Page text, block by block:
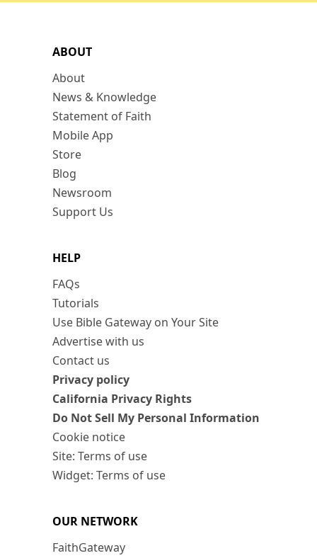
ABOUT
About
News & Knowledge
Statement of Faith
Mobile App
Store
Blog
Newsroom
Support Us
HELP
FAQs
Tutorials
Use Bible Gateway on Your Site
Advertise with us
Contact us
Privacy policy
California Privacy Rights
Do Not Sell My Personal Information
Cookie notice
Site: Terms of use
Widget: Terms of use
OUR NETWORK
FaithGateway